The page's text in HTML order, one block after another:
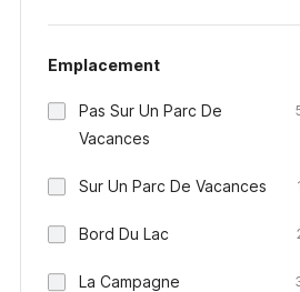
Emplacement
Pas Sur Un Parc De
Vacances
Sur Un Parc De Vacances
Bord Du Lac
La Campagne